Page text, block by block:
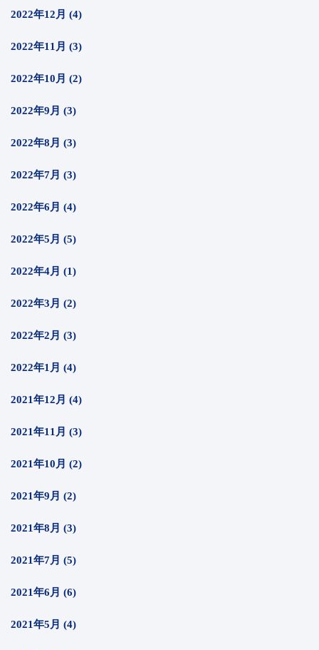
2022年12月 (4)
2022年11月 (3)
2022年10月 (2)
2022年9月 (3)
2022年8月 (3)
2022年7月 (3)
2022年6月 (4)
2022年5月 (5)
2022年4月 (1)
2022年3月 (2)
2022年2月 (3)
2022年1月 (4)
2021年12月 (4)
2021年11月 (3)
2021年10月 (2)
2021年9月 (2)
2021年8月 (3)
2021年7月 (5)
2021年6月 (6)
2021年5月 (4)